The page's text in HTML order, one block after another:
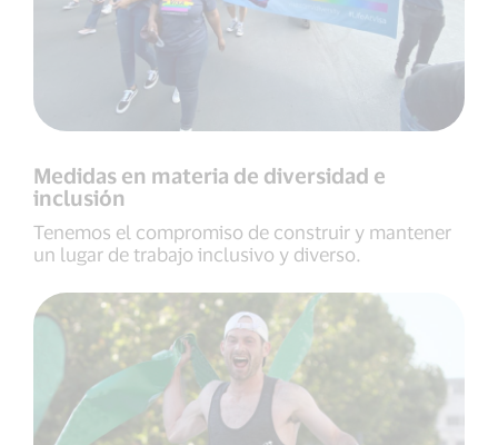
Medidas en materia de diversidad e
inclusión
Tenemos el compromiso de construir y mantener
un lugar de trabajo inclusivo y diverso.